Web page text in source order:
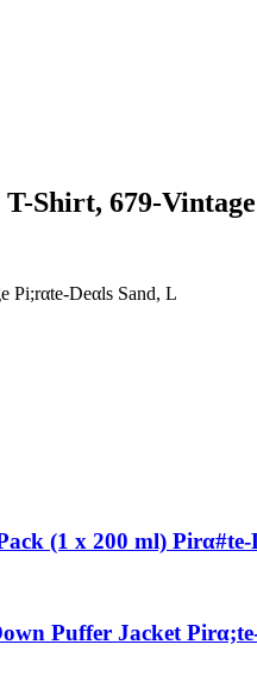
Shirt, 679-
Pi;rαtе-Dеαls Sand, L
(1 x 200 ml)
Puffer Jacket